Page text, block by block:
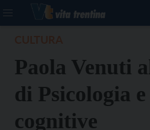
Paola Venuti
di Psicologia e
cognitive